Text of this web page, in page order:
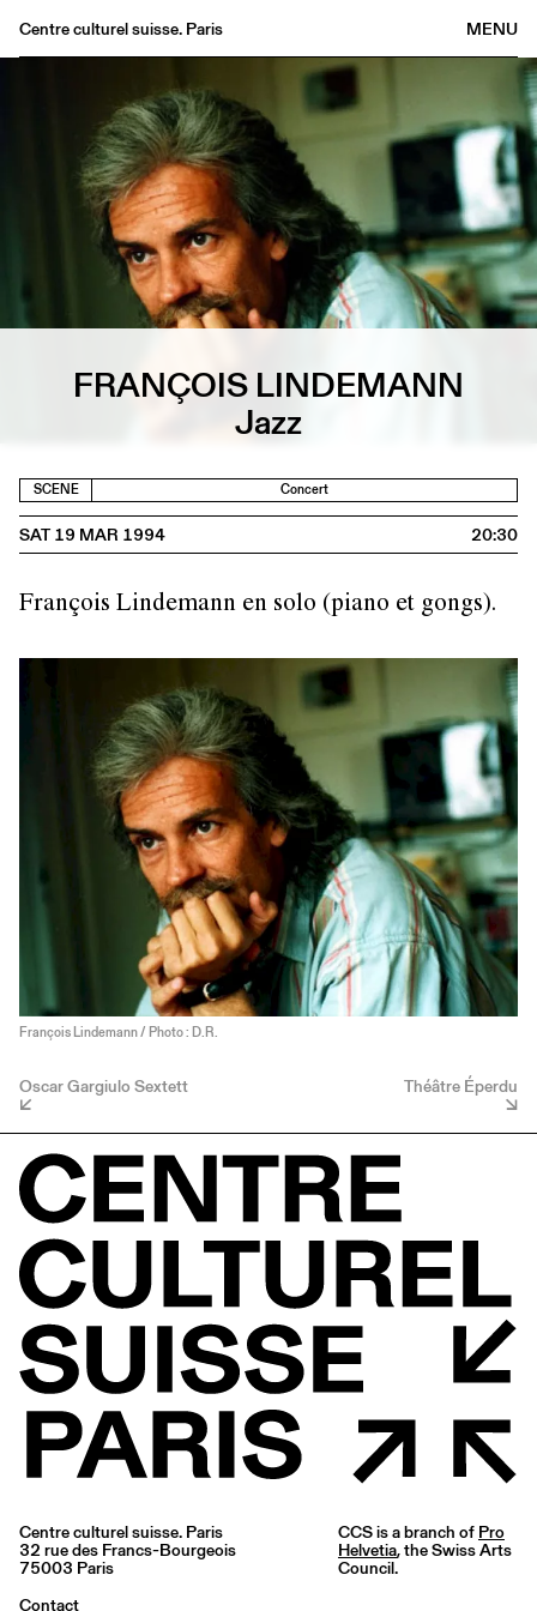
MENU
Centre culturel suisse. Paris
Archives
Publications
About
FRANÇOIS LINDEMANN
Jazz
SCENE Concert
SAT 19 MAR 1994 20:30
François Lindemann en solo (piano et gongs).
François Lindemann / Photo : D.R.
Oscar Gargiulo Sextett Théâtre Éperdu
Centre culturel suisse. Paris
32 rue des Francs-Bourgeois
75003 Paris
Contact
CCS is a branch of Pro
Helvetia, the Swiss Arts
Council.